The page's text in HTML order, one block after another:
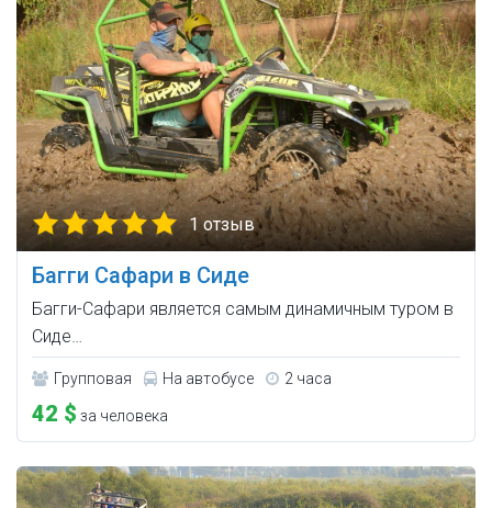
1 отзыв
Багги Сафари в Сиде
Багги-Сафари является самым динамичным туром в
Сиде…
Групповая На автобусе 2 часа
42 $ за человека